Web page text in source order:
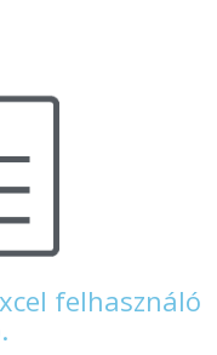
felhasználó